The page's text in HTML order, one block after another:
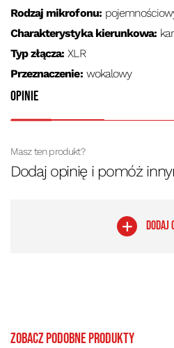
Opinie
Masz ten produkt?
Dodaj opinię i pomóż
DODAJ
Rodzaj mikrofonu:
Charakterystyka kierunkowa:
Typ złącza: XLR
Przeznaczenie: wokalowy
Zobacz podobne produkty